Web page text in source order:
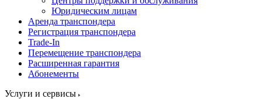
Юридическим лицам
Аренда транспондера
Регистрация транспондера
Trade-In
Перемещение транспондера
Расширенная гарантия
Абонементы
Услуги и сервисы